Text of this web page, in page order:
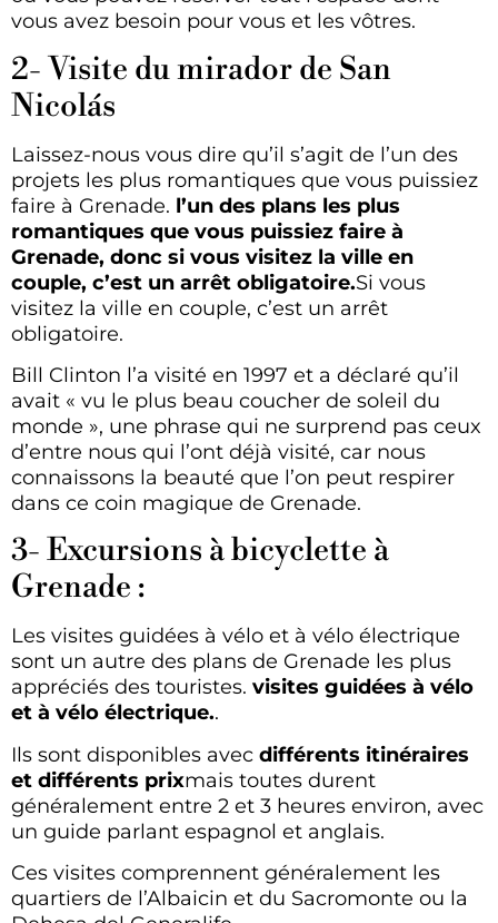
vous avez besoin pour vous et les vôtres.
2- Visite du mirador de San
Nicolás
Laissez-nous vous dire qu’il s’agit de l’un des
projets les plus romantiques que vous puissiez
faire à Grenade. l’un des plans les plus
romantiques que vous puissiez faire à
Grenade, donc si vous visitez la ville en
couple, c’est un arrêt obligatoire.Si vous
visitez la ville en couple, c’est un arrêt
obligatoire.
Bill Clinton l’a visité en 1997 et a déclaré qu’il
avait « vu le plus beau coucher de soleil du
monde », une phrase qui ne surprend pas ceux
d’entre nous qui l’ont déjà visité, car nous
connaissons la beauté que l’on peut respirer
dans ce coin magique de Grenade.
3- Excursions à bicyclette à
Grenade :
Les visites guidées à vélo et à vélo électrique
sont un autre des plans de Grenade les plus
appréciés des touristes. visites guidées à vélo
et à vélo électrique..
Ils sont disponibles avec différents itinéraires
et différents prixmais toutes durent
généralement entre 2 et 3 heures environ, avec
un guide parlant espagnol et anglais.
Ces visites comprennent généralement les
quartiers de l’Albaicin et du Sacromonte ou la